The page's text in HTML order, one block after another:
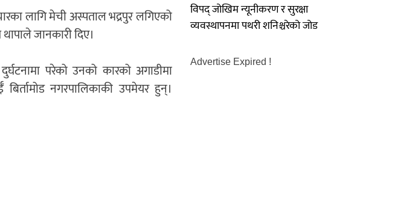
लागि मेची अस्पताल भद्रपुर लगिएको
जानकारी दिए।
परेको उनको कारको अगाडीमा
बिर्तामोड नगरपालिकाकी उपमेयर हुन्।
विपद् जोखिम न्यूनीकरण र सुरक्षा
व्यवस्थापनमा पथरी शनिश्चरेको जोड
Advertise Expired !